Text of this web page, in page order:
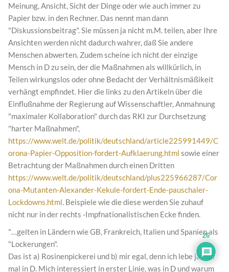
Meinung, Ansicht, Sicht der Dinge oder wie auch immer zu
Papier bzw. in den Rechner. Das nennt man dann
"Diskussionsbeitrag". Sie müssen ja nicht m.M. teilen, aber Ihre
Ansichten werden nicht dadurch wahrer, daß Sie andere
Menschen abwerten. Zudem scheine ich nicht der einzige
Mensch in D zu sein, der die Maßnahmen als willkürlich, in
Teilen wirkungslos oder ohne Bedacht der Verhältnismäßikeit
verhängt empfindet. Hier die links zu den Artikeln über die
Einflußnahme der Regierung auf Wissenschaftler, Anmahnung
"maximaler Kollaboration" durch das RKI zur Durchsetzung
"harter Maßnahmen",
https://www.welt.de/politik/deutschland/article225991449/C
orona-Papier-Opposition-fordert-Aufklaerung.html sowie einer
Betrachtung der Maßnahmen durch einen Dritten
https://www.welt.de/politik/deutschland/plus225966287/Cor
ona-Mutanten-Alexander-Kekule-fordert-Ende-pauschaler-
Lockdowns.html . Beispiele wie die diese werden Sie zuhauf
nicht nur in der rechts -Impfnationalistischen Ecke finden.
"…gelten in Ländern wie GB, Frankreich, Italien und Spanien als
"Lockerungen".
Das ist a) Rosinenpickerei und b) mir egal, denn ich lebe ja nun
mal in D. Mich interessiert in erster Linie, was in D und warum
26